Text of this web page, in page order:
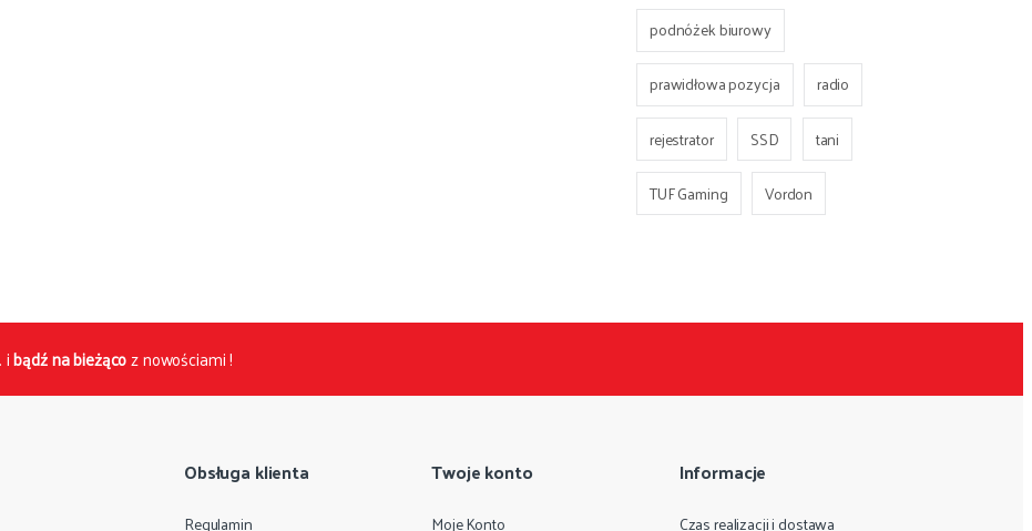
podnóżek biurowy
prawidłowa pozycja
radio
rejestrator
SSD
tani
TUF Gaming
Vordon
ibądź na bieżącoz nowościami !
Obsługa klienta
Regulamin
Twoje konto
Moje Konto
Informacje
Czas realizacji i dostawa